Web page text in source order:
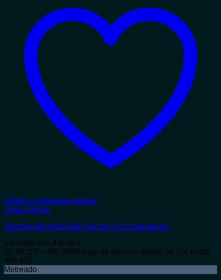
Añadir a la lista de deseos
Vista Rápida
Plancha de goma SBR por rollo (1 m de ancho)
Valorado con 4.8 de 5
(5) 56,15€ - 499,92€ Rango de precios: desde 56,15€ hasta
499,92€
Metreado